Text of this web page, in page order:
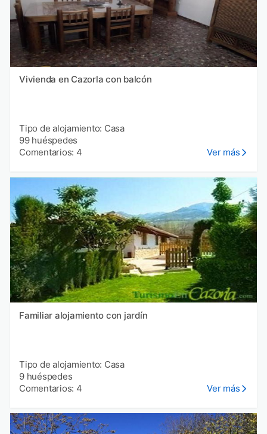
Vivienda en Cazorla con balcón
Tipo de alojamiento: Casa
99 huéspedes
Comentarios: 4
Ver más
Familiar alojamiento con jardín
Tipo de alojamiento: Casa
9 huéspedes
Comentarios: 4
Ver más